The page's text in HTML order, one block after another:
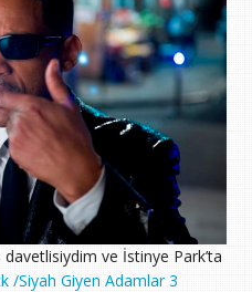
ve İstinye Park’ta
/Siyah Giyen Adamlar 3